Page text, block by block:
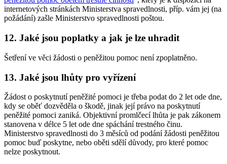
internetových stránkách Ministerstva spravedlnosti, příp. vám jej (na
požádání) zašle Ministerstvo spravedlnosti poštou.
12. Jaké jsou poplatky a jak je lze uhradit
Šetření ve věci žádosti o peněžitou pomoc není zpoplatněno.
13. Jaké jsou lhůty pro vyřízení
Žádost o poskytnutí peněžité pomoci je třeba podat do 2 let ode dne,
kdy se oběť dozvěděla o škodě, jinak její právo na poskytnutí
peněžité pomoci zaniká. Objektivní promlčecí lhůta je pak zákonem
stanovena v délce 5 let ode dne spáchání trestného činu.
Ministerstvo spravedlnosti do 3 měsíců od podání žádosti peněžitou
pomoc buď poskytne, nebo oběti sdělí důvody, pro které pomoc
nelze poskytnout.